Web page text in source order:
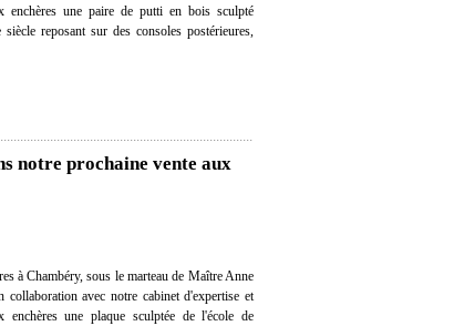
enchères une paire de putti en bois sculpté
reposant sur des consoles postérieures,
notre prochaine vente aux
à Chambéry, sous le marteau de Maître Anne
collaboration avec notre cabinet d'expertise et
enchères une plaque sculptée de l'école de